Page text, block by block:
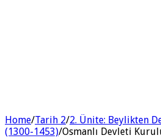
Home/Tarih 2/2. Ünite: Beylikten
(1300-1453)/Osmanlı Devleti